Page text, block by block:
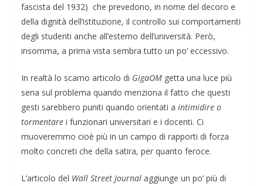
fascista del 1932) che prevedono, in nome del decoro e
della dignità dell’istituzione, il controllo sui comportamenti
degli studenti anche all’esterno dell’università. Però,
insomma, a prima vista sembra tutto un po’ eccessivo.
In realtà lo scarno articolo di GigaOM getta una luce più
seria sul problema quando menziona il fatto che questi
gesti sarebbero puniti quando orientati a intimidire o
tormentare i funzionari universitari e i docenti. Ci
muoveremmo cioè più in un campo di rapporti di forza
molto concreti che della satira, per quanto feroce.
L’articolo del Wall Street Journal aggiunge un po’ più di